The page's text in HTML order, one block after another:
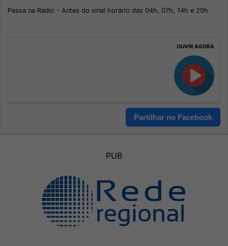
Passa na Rádio - Antes do sinal horário das 04h, 07h, 14h e 20h
OUVIR AGORA
Partilhar no Facebook
PUB